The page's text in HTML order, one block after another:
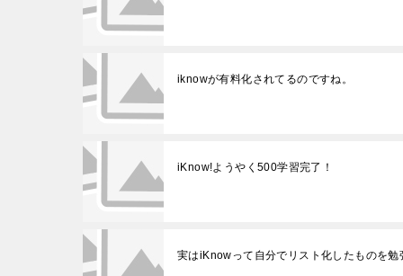
iknowが有料化されてるのですね。
iKnow!ようやく500学習完了！
実はiKnowって自分でリスト化したものを